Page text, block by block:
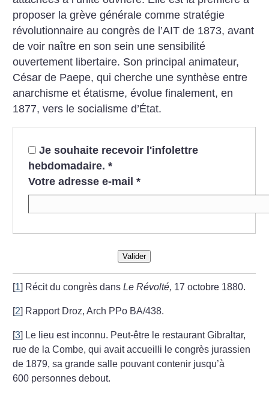
proposer la grève générale comme stratégie
révolutionnaire au congrès de l’AIT de 1873, avant
de voir naître en son sein une sensibilité
ouvertement libertaire. Son principal animateur,
César de Paepe, qui cherche une synthèse entre
anarchisme et étatisme, évolue finalement, en
1877, vers le socialisme d’État.
Je souhaite recevoir l'infolettre
hebdomadaire. *
Votre adresse e-mail *
Valider
[1] Récit du congrès dansLe Révolté, 17 octobre 1880.
[2] Rapport Droz, Arch PPo BA/438.
[3] Le lieu est inconnu. Peut-être le restaurant Gibraltar,
rue de la Combe, qui avait accueilli le congrès jurassien
de 1879, sa grande salle pouvant contenir jusqu’à
600 personnes debout.